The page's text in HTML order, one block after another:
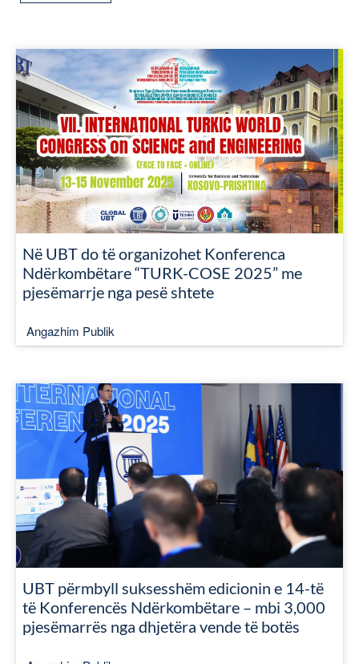
Në UBT do të organizohet Konferenca
Ndërkombëtare “TURK-COSE 2025” me
pjesëmarrje nga pesë shtete
Angazhim Publik
UBT përmbyll suksesshëm edicionin e 14-të
të Konferencës Ndërkombëtare – mbi 3,000
pjesëmarrës nga dhjetëra vende të botës